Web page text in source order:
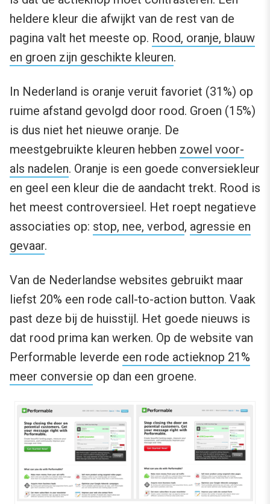
heldere kleur die afwijkt van de rest van de
pagina valt het meeste op. Rood, oranje, blauw
en groen zijn geschikte kleuren.
In Nederland is oranje veruit favoriet (31%) op
ruime afstand gevolgd door rood. Groen (15%)
is dus niet het nieuwe oranje. De
meestgebruikte kleuren hebben zowel voor-
als nadelen. Oranje is een goede conversiekleur
en geel een kleur die de aandacht trekt. Rood is
het meest controversieel. Het roept negatieve
associaties op: stop, nee, verbod, agressie en
gevaar.
Van de Nederlandse websites gebruikt maar
liefst 20% een rode call-to-action button. Vaak
past deze bij de huisstijl. Het goede nieuws is
dat rood prima kan werken. Op de website van
Performable leverde een rode actieknop 21%
meer conversie op dan een groene.